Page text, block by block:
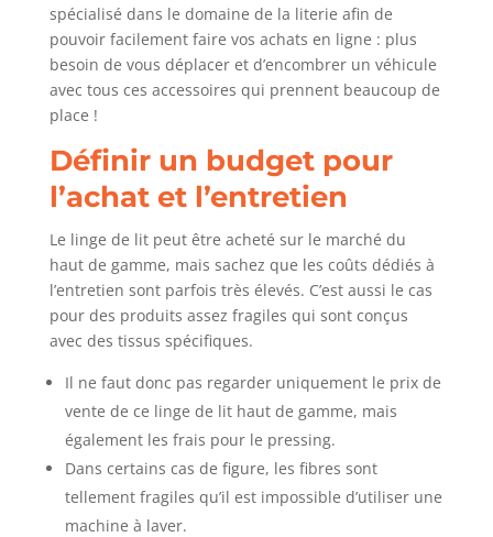
spécialisé dans le domaine de la literie afin de
pouvoir facilement faire vos achats en ligne : plus
besoin de vous déplacer et d’encombrer un véhicule
avec tous ces accessoires qui prennent beaucoup de
place !
Définir un budget pour
l’achat et l’entretien
Le linge de lit peut être acheté sur le marché du
haut de gamme, mais sachez que les coûts dédiés à
l’entretien sont parfois très élevés. C’est aussi le cas
pour des produits assez fragiles qui sont conçus
avec des tissus spécifiques.
Il ne faut donc pas regarder uniquement le prix de
vente de ce linge de lit haut de gamme, mais
également les frais pour le pressing.
Dans certains cas de figure, les fibres sont
tellement fragiles qu’il est impossible d’utiliser une
machine à laver.